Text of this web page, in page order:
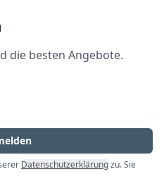
die besten Angebote.
Datenschutzerklärungzu. Sie